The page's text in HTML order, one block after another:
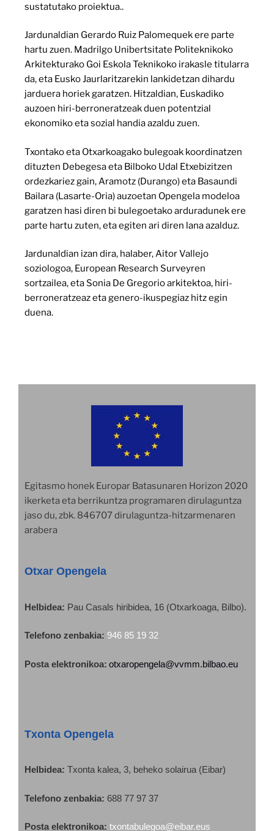
sustatutako proiektua..
Jardunaldian Gerardo Ruiz Palomequek ere parte
hartu zuen. Madrilgo Unibertsitate Politeknikoko
Arkitekturako Goi Eskola Teknikoko irakasle titularra
da, eta Eusko Jaurlaritzarekin lankidetzan dihardu
jarduera horiek garatzen. Hitzaldian, Euskadiko
auzoen hiri-berroneratzeak duen potentzial
ekonomiko eta sozial handia azaldu zuen.
Txontako eta Otxarkoagako bulegoak koordinatzen
dituzten Debegesa eta Bilboko Udal Etxebizitzen
ordezkariez gain, Aramotz (Durango) eta Basaundi
Bailara (Lasarte-Oria) auzoetan Opengela modeloa
garatzen hasi diren bi bulegoetako arduradunek ere
parte hartu zuten, eta egiten ari diren lana azalduz.
Jardunaldian izan dira, halaber, Aitor Vallejo
soziologoa, European Research Surveyren
sortzailea, eta Sonia De Gregorio arkitektoa, hiri-
berroneratzeaz eta genero-ikuspegiaz hitz egin
duena.
Egitasmo honek Europar Batasunaren Horizon 2020
ikerketa eta berrikuntza programaren dirulaguntza
jaso du, zbk. 846707 dirulaguntza-hitzarmenaren
arabera
Otxar Opengela
Helbidea: Pau Casals hiribidea, 16 (Otxarkoaga, Bilbo).
Telefono zenbakia: 946 85 19 32
Posta elektronikoa: otxaropengela@vvmm.bilbao.eu
Txonta Opengela
Helbidea: Txonta kalea, 3, beheko solairua (Eibar)
Telefono zenbakia: 688 77 97 37
Posta elektronikoa: txontabulegoa@eibar.eus